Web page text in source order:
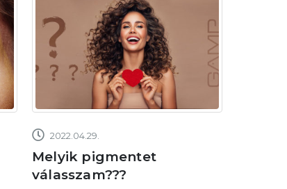
2022.04.29.
Melyik pigmentet
válasszam???